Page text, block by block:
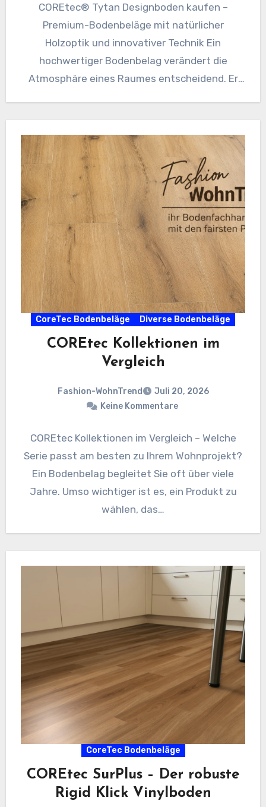
COREtec® Tytan Designboden kaufen –
Premium-Bodenbeläge mit natürlicher
Holzoptik und innovativer Technik Ein
hochwertiger Bodenbelag verändert die
Atmosphäre eines Raumes entscheidend. Er
CoreTec Bodenbeläge Diverse Bodenbeläge
COREtec Kollektionen im
Vergleich
Fashion-WohnTrend
Juli 20, 2026
Keine Kommentare
COREtec Kollektionen im Vergleich – Welche
Serie passt am besten zu Ihrem Wohnprojekt?
Ein Bodenbelag begleitet Sie oft über viele
Jahre. Umso wichtiger ist es, ein Produkt zu
wählen, das…
CoreTec Bodenbeläge
COREtec SurPlus – Der robuste
Rigid Klick Vinylboden